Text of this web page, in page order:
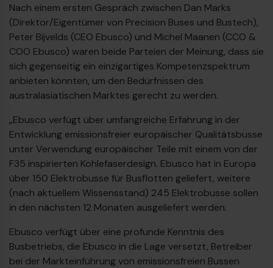
Nach einem ersten Gespräch zwischen Dan Marks
(Direktor/Eigentümer von Precision Buses und Bustech),
Peter Bijvelds (CEO Ebusco) und Michel Maanen (CCO &
COO Ebusco) waren beide Parteien der Meinung, dass sie
sich gegenseitig ein einzigartiges Kompetenzspektrum
anbieten könnten, um den Bedürfnissen des
australasiatischen Marktes gerecht zu werden.
„Ebusco verfügt über umfangreiche Erfahrung in der
Entwicklung emissionsfreier europäischer Qualitätsbusse
unter Verwendung europäischer Teile mit einem von der
F35 inspirierten Kohlefaserdesign. Ebusco hat in Europa
über 150 Elektrobusse für Busflotten geliefert, weitere
(nach aktuellem Wissensstand) 245 Elektrobusse sollen
in den nächsten 12 Monaten ausgeliefert werden.
Ebusco verfügt über eine profunde Kenntnis des
Busbetriebs, die Ebusco in die Lage versetzt, Betreiber
bei der Markteinführung von emissionsfreien Bussen